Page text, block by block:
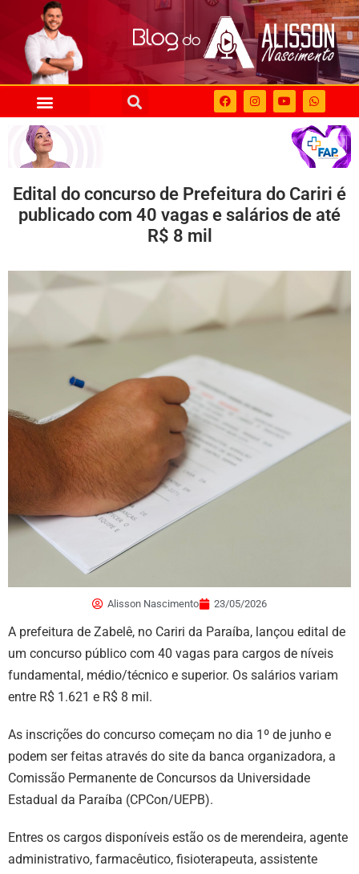
Edital do concurso de Prefeitura do Cariri é
publicado com 40 vagas e salários de até
R$ 8 mil
Alisson Nascimento 23/05/2026
A prefeitura de Zabelê, no Cariri da Paraíba, lançou edital de
um concurso público com 40 vagas para cargos de níveis
fundamental, médio/técnico e superior. Os salários variam
entre R$ 1.621 e R$ 8 mil.
As inscrições do concurso começam no dia 1º de junho e
podem ser feitas através do site da banca organizadora, a
Comissão Permanente de Concursos da Universidade
Estadual da Paraíba (CPCon/UEPB).
Entres os cargos disponíveis estão os de merendeira, agente
administrativo, farmacêutico, fisioterapeuta, assistente